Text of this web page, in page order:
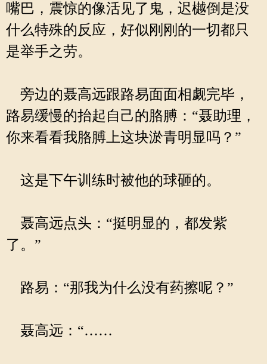
嘴巴，震惊的像活见了鬼，迟樾倒是没
什么特殊的反应，好似刚刚的一切都只
是举手之劳。
旁边的聂高远跟路易面面相觑完毕，
路易缓慢的抬起自己的胳膊：“聂助理，
你来看看我胳膊上这块淤青明显吗？”
这是下午训练时被他的球砸的。
聂高远点头：“挺明显的，都发紫
了。”
路易：“那我为什么没有药擦呢？”
聂高远：“……